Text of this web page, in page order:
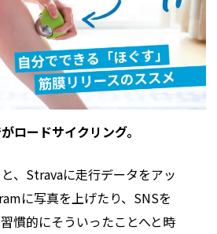
ロードサイクリング。
、Stravaに走行データをアッ
に写真を上げたり、SNSを
慣的にそういったことへと時